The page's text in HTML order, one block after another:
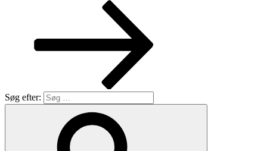
Søg efter: